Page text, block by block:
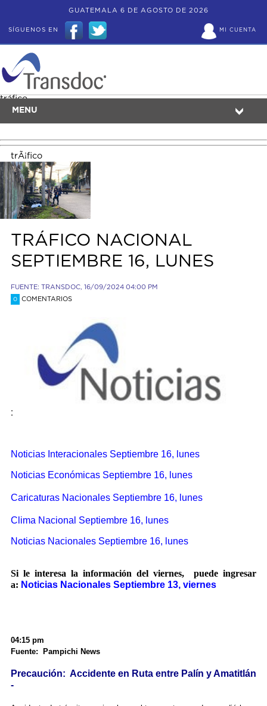
GUATEMALA 6 DE AGOSTO DE 2026
MI CUENTA
SÍGUENOS EN
MENU
tráfico
trÃ¡fico
TRÁFICO NACIONAL
SEPTIEMBRE 16, LUNES
FUENTE: TRANSDOC, 16/09/2024 04:00 PM
0 COMENTARIOS
:
Noticias Interacionales Septiembre 16, lunes
Noticias Económicas Septiembre 16, lunes
Caricaturas Nacionales Septiembre 16, lunes
Clima Nacional Septiembre 16, lunes
Noticias Nacionales Septiembre 16, lunes
Si le interesa la información del viernes, puede ingresar
a: Noticias Nacionales Septiembre 13, viernes
04:15 pm
Fuente: Pampichi News
Precaución: Accidente en Ruta entre Palín y Amatitlán
-